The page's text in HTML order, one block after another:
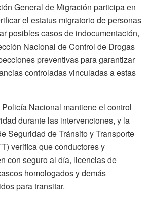
General de Migración participa en
el estatus migratorio de personas
posibles casos de indocumentación,
Nacional de Control de Drogas
preventivas para garantizar
controladas vinculadas a estas
Nacional mantiene el control
durante las intervenciones, y la
Seguridad de Tránsito y Transporte
verifica que conductores y
con seguro al día, licencias de
homologados y demás
para transitar.